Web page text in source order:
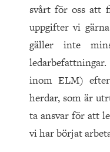
svårt för oss att
uppgifter vi
gäller inte
inom ELM)
herdar, som är
ta ansvar för att
vi har börjat